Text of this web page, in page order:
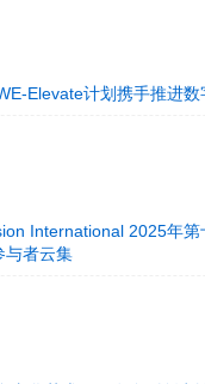
Elevate计划携手推进
International 2025年
与者云集